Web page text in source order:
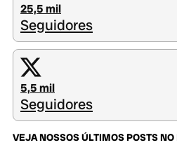
25,5 mil
Seguidores
5,5 mil
Seguidores
VEJA NOSSOS ÚLTIMOS POSTS NO